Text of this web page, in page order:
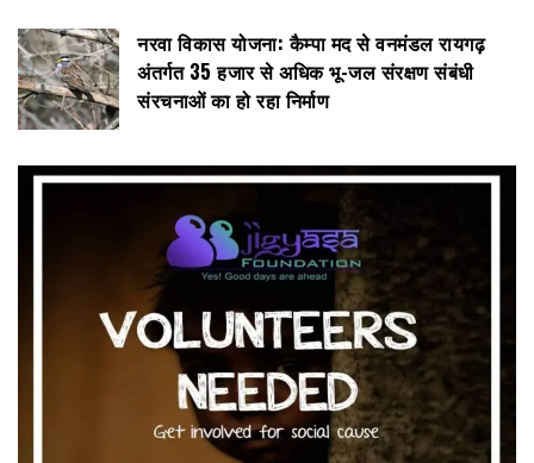
नरवा विकास योजना: कैम्पा मद से वनमंडल रायगढ़
अंतर्गत 35 हजार से अधिक भू-जल संरक्षण संबंधी
संरचनाओं का हो रहा निर्माण